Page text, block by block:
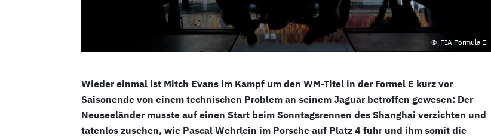
FIA Formula E
Wieder einmal ist Mitch Evans im Kampf um den WM-Titel in der Formel E kurz vor
Saisonende von einem technischen Problem an seinem Jaguar betroffen gewesen: Der
Neuseeländer musste auf einen Start beim Sonntagsrennen des Shanghai verzichten und
tatenlos zusehen, wie Pascal Wehrlein im Porsche auf Platz 4 fuhr und ihm somit die